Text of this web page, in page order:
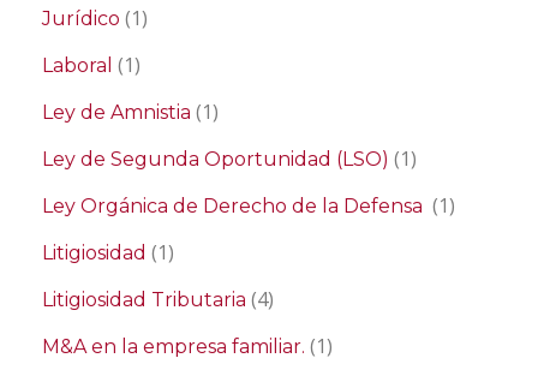
Jurídico (1)
Laboral (1)
Ley de Amnistia (1)
Ley de Segunda Oportunidad (LSO) (1)
Ley Orgánica de Derecho de la Defensa (1)
Litigiosidad (1)
Litigiosidad Tributaria (4)
M&A en la empresa familiar. (1)